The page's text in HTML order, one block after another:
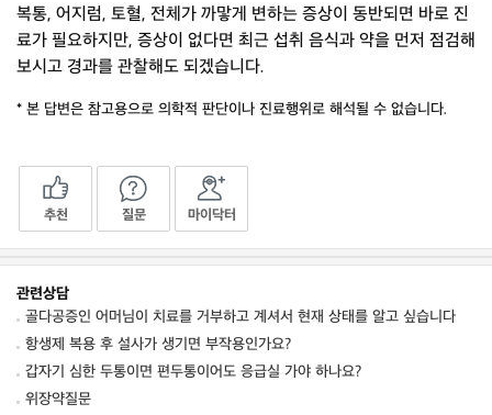
복통, 어지럼, 토혈, 전체가 까맣게 변하는 증상이 동반되면 바로 진
료가 필요하지만, 증상이 없다면 최근 섭취 음식과 약을 먼저 점검해
보시고 경과를 관찰해도 되겠습니다.
* 본 답변은 참고용으로 의학적 판단이나 진료행위로 해석될 수 없습니다.
추천 질문 마이닥터
관련상담
골다공증인 어머님이 치료를 거부하고 계셔서 현재 상태를 알고 싶습니다
항생제 복용 후 설사가 생기면 부작용인가요?
갑자기 심한 두통이면 편두통이어도 응급실 가야 하나요?
위장약질문